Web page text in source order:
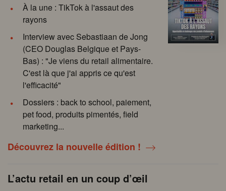
À la une : TikTok à l'assaut des
rayons
Interview avec Sebastiaan de Jong
(CEO Douglas Belgique et Pays-
Bas) : "Je viens du retail alimentaire.
C'est là que j'ai appris ce qu'est
l'efficacité"
Dossiers : back to school, paiement,
pet food, produits pimentés, field
marketing...
Découvrez la nouvelle édition !
L’actu retail en un coup d’œil